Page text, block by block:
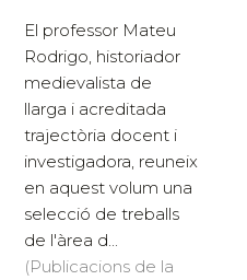
El professor Mateu
Rodrigo, historiador
medievalista de
llarga i acreditada
trajectòria docent i
investigadora, reuneix
en aquest volum una
selecció de treballs
de l'àrea d...
(Publicacions de la